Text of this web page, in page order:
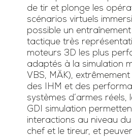
de tir et plonge les
scénarios virtuels
possible un
tactique très
moteurs 3D les plus
adaptés à la simulation
VBS, MÄK),
des IHM et des
systèmes d’armes réels,
GDI simulation
interactions au niveau
chef et le tireur, et